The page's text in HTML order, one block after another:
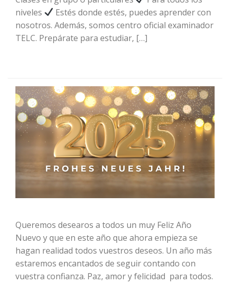
niveles
Estés donde estés, puedes aprender con
nosotros. Además, somos centro oficial examinador
TELC. Prepárate para estudiar, […]
Queremos desearos a todos un muy Feliz Año
Nuevo y que en este año que ahora empieza se
hagan realidad todos vuestros deseos. Un año más
estaremos encantados de seguir contando con
vuestra confianza. Paz, amor y felicidad para todos.